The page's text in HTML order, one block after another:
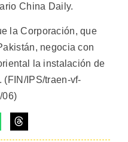
China Daily.
la Corporación, que
negocia con
la instalación de
(FIN/IPS/traen-vf-
06)